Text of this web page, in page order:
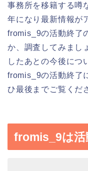
事務所を移籍する噂
年になり最新情報が
fromis_9の活動終了
か、調査してみまし
したあとの今後につ
fromis_9の活動終了
ひ最後までご覧くだ
fromis_9は活